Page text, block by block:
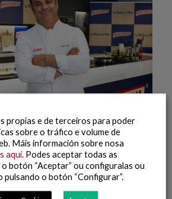
default
La Pasta del Mar
propias e de terceiros para poder
sobre o tráfico e volume de
Máis información sobre nosa
aquí. Podes aceptar todas as
botón “Aceptar” ou configuralas ou
pulsando o botón “Configurar”.